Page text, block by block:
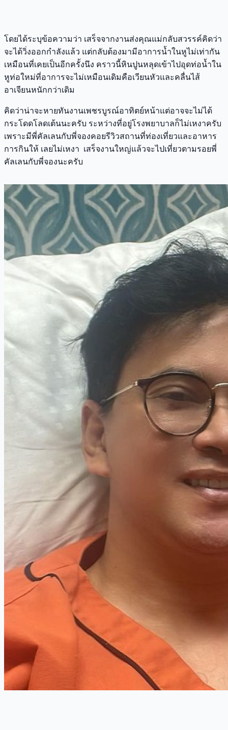
โดยได้ระบุข้อความว่า เสร็จจากงานส่งคุณแม่กลับสวรรค์คิดว่า
จะได้วิ่งออกกำลังแล้ว แต่กลับต้องมามีอาการน้ำในหูไม่เท่ากัน
เหมือนที่เคยเป็นอีกครั้งนึง คราวนี้หินปูนหลุดเข้าไปอุดท่อน้ำใน
หูท่อใหม่ที่อาการจะไม่เหมือนเดิมคือเวียนหัวและคลื่นไส้
อาเจียนหนักกว่าเดิม
คิดว่าน่าจะหายทันงานเพชรบูรณ์อาทิตย์หน้าแต่อาจจะไม่ได้
กระโดดโลดเต้นนะครับ ระหว่างที่อยู่โรงพยาบาลก็ไม่เหงาครับ
เพราะมีพี่คัลเลนกับพี่จองคอยรีวิวสถานที่ท่องเที่ยวและอาหาร
การกินให้ เลยไม่เหงา เสร็จงานใหญ่แล้วจะไปเที่ยวตามรอยพี่
คัลเลนกับพี่จองนะครับ